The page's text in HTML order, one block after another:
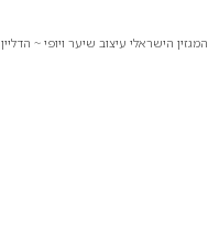
המגזין הישראלי עיצוב שיער ויופי ~ הדליין